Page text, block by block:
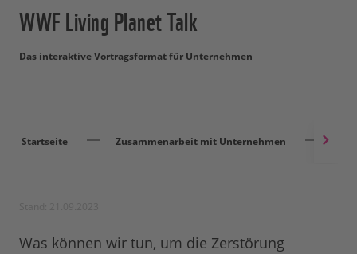
WWF Living Planet Talk
Das interaktive Vortragsformat für Unternehmen
Startseite Zusammenarbeit mit Unternehmen
Was können wir tun, um die Zerstörung